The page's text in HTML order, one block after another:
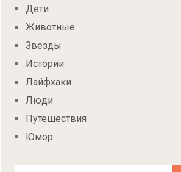
Дети
Животные
Звезды
Истории
Лайфхаки
Люди
Путешествия
Юмор